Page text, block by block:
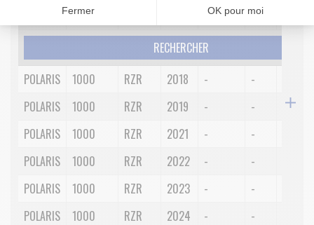
RECHERCHER
POLARIS
1000 RZR 2018 - -
POLARIS
1000 RZR 2019 - -
-
POLARIS
1000 RZR 2021 - -
POLARIS
1000 RZR 2022 - -
POLARIS
1000 RZR 2023 - -
POLARIS
1000 RZR 2024 - -
Fermer OK pour moi